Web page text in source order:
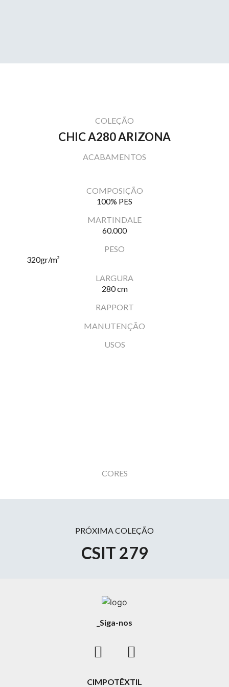
COLEÇÃO
CHIC A280 ARIZONA
ACABAMENTOS
COMPOSIÇÃO
100% PES
MARTINDALE
60.000
PESO
320gr/m²
LARGURA
280 cm
RAPPORT
MANUTENÇÃO
USOS
CORES
PRÓXIMA COLEÇÃO
CSIT 279
_Siga-nos
CIMPOTÊXTIL